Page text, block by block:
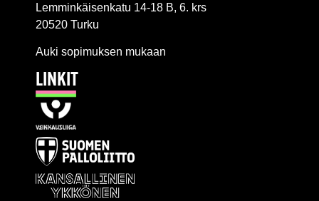
Lemminkäisenkatu 14-18 B, 6. krs
20520 Turku
Auki sopimuksen mukaan
LINKIT